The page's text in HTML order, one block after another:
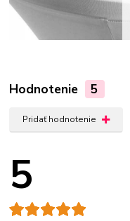
Hodnotenie 5
Pridať hodnotenie
5